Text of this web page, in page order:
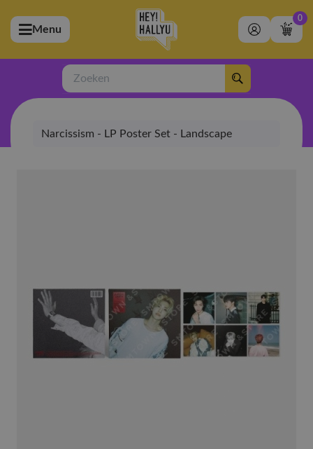
(Artiesten)
(Merchandise)
(Exclusive)
(Winkel)
Menu
0
Zoeken
Narcissism - LP Poster Set - Landscape